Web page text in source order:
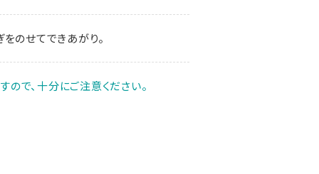
のせてできあがり。
で、十分にご注意ください。